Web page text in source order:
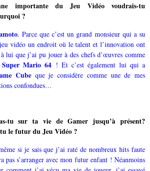
importante du Jeu Vidéo voudrais-tu
?
. Parce que c’est un grand monsieur qui a su
vidéo un endroit où le talent et l’innovation ont
lui que j’ai pu jouer à des chefs d’œuvres comme
Super Mario 64 ! Et c’est également lui qui a
Cubeque je considère comme une de mes
confondues…
tu sur ta vie de Gamer jusqu’à présent?
le futur du Jeu Vidéo ?
si je sais que j’ai raté de nombreux hits faute
pas s’arranger avec mon futur enfant ! Néanmoins